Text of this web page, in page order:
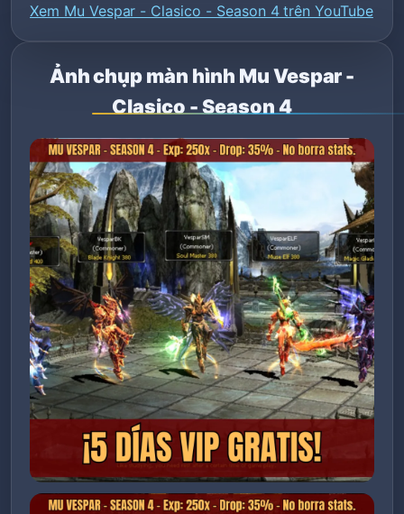
Xem Mu Vespar - Clasico - Season 4 trên YouTube
Ảnh chụp màn hình Mu Vespar -
Clasico - Season 4